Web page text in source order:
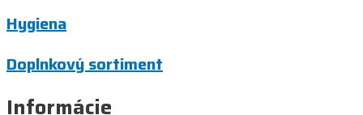
Hygiena
Doplnkový sortiment
Informácie